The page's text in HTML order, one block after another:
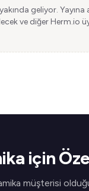
geliyor. Yayına
ve diğer Herm.io
için
müşterisi